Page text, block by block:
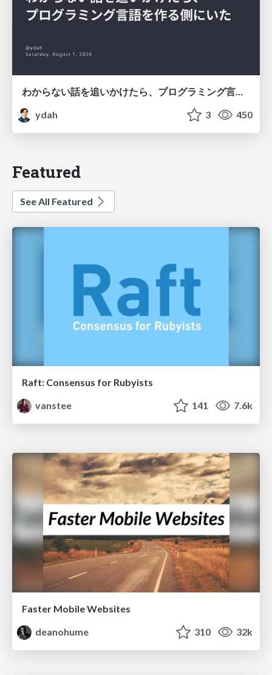
わからない話を追いかけたら、プログラミング言語を作る側にいた
ydah
3 450
Featured
See All Featured
Raft: Consensus for Rubyists
vanstee
141 7.6k
Faster Mobile Websites
deanohume
310 32k